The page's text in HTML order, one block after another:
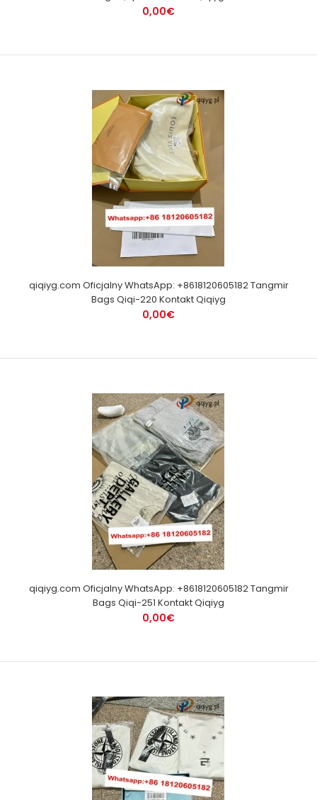
0,00€
qiqiyg.com Oficjalny WhatsApp: +8618120605182 Tangmir
Bags Qiqi-220 Kontakt Qiqiyg
0,00€
qiqiyg.com Oficjalny WhatsApp: +8618120605182 Tangmir
Bags Qiqi-251 Kontakt Qiqiyg
0,00€